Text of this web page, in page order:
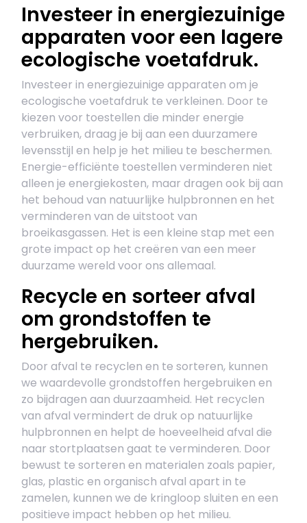
Investeer in energiezuinige
apparaten voor een lagere
ecologische voetafdruk.
Investeer in energiezuinige apparaten om je
ecologische voetafdruk te verkleinen. Door te
kiezen voor toestellen die minder energie
verbruiken, draag je bij aan een duurzamere
levensstijl en help je het milieu te beschermen.
Energie-efficiënte toestellen verminderen niet
alleen je energiekosten, maar dragen ook bij aan
het behoud van natuurlijke hulpbronnen en het
verminderen van de uitstoot van
broeikasgassen. Het is een kleine stap met een
grote impact op het creëren van een meer
duurzame wereld voor ons allemaal.
Recycle en sorteer afval
om grondstoffen te
hergebruiken.
Door afval te recyclen en te sorteren, kunnen
we waardevolle grondstoffen hergebruiken en
zo bijdragen aan duurzaamheid. Het recyclen
van afval vermindert de druk op natuurlijke
hulpbronnen en helpt de hoeveelheid afval die
naar stortplaatsen gaat te verminderen. Door
bewust te sorteren en materialen zoals papier,
glas, plastic en organisch afval apart in te
zamelen, kunnen we de kringloop sluiten en een
positieve impact hebben op het milieu.